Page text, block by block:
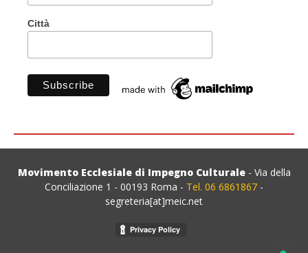
Città
Movimento Ecclesiale di Impegno Culturale- Via della
Conciliazione 1 - 00193 Roma - Tel. 06 6861867 -
segreteria[at]meic.net